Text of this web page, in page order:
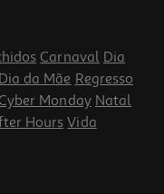
Carnaval Dia
Dia da Mãe Regresso
Monday Natal
Hours Vida